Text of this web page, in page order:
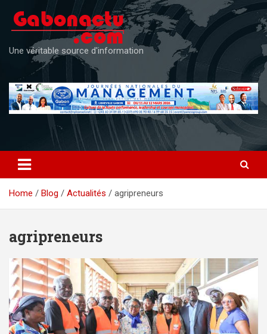
content
Une véritable source d'information
Home Blog Actualités agripreneurs
agripreneurs